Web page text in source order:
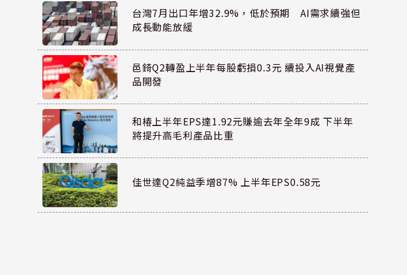
台灣7月出口年增32.9%，低於預期 AI需求續強但
成長動能放緩
邑錡Q2轉盈上半年每股虧損0.3元 續投入AI視覺產
品開發
和椿上半年EPS達1.92元賺逾去年全年9成 下半年
將提升高毛利產品比重
佳世達Q2純益季增87% 上半年EPS0.58元